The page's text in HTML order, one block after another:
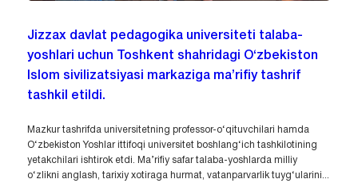
Jizzax davlat pedagogika universiteti talaba-
yoshlari uchun Toshkent shahridagi O‘zbekiston
Islom sivilizatsiyasi markaziga ma’rifiy tashrif
tashkil etildi.
Mazkur tashrifda universitetning professor-o‘qituvchilari hamda
O‘zbekiston Yoshlar ittifoqi universitet boshlang‘ich tashkilotining
yetakchilari ishtirok etdi. Ma’rifiy safar talaba-yoshlarda milliy
o‘zlikni anglash, tarixiy xotiraga hurmat, vatanparvarlik tuyg‘ularini...